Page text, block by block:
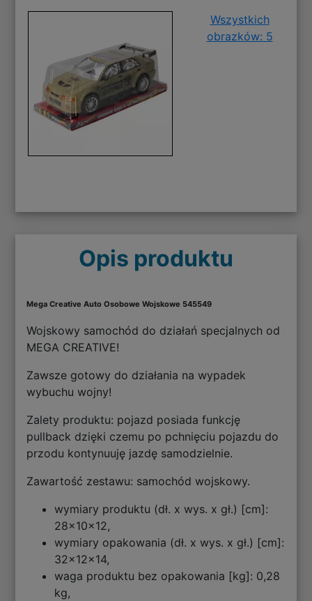
Wszystkich
obrazków: 5
Opis produktu
Mega Creative Auto Osobowe Wojskowe 545549
Wojskowy samochód do działań specjalnych od
MEGA CREATIVE!
Zawsze gotowy do działania na wypadek
wybuchu wojny!
Zalety produktu: pojazd posiada funkcję
pullback dzięki czemu po pchnięciu pojazdu do
przodu kontynuuję jazdę samodzielnie.
Zawartość zestawu: samochód wojskowy.
wymiary produktu (dł. x wys. x gł.) [cm]:
28x10x12,
wymiary opakowania (dł. x wys. x gł.) [cm]:
32x12x14,
waga produktu bez opakowania [kg]: 0,28
kg,